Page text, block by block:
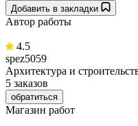
Добавить в закладки
Автор работы
4.5
spez5059
Архитектура и
5 заказов
обратиться
Магазин работ